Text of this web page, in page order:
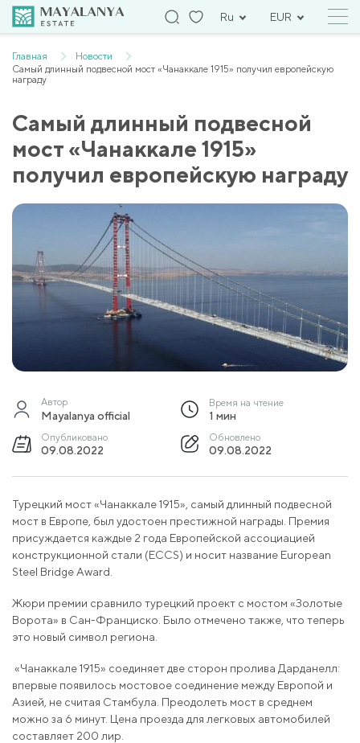
Ru EUR
Главная
Новости
Самый длинный подвесной мост «Чанаккале 1915» получил европейскую
награду
Самый длинный подвесной
мост «Чанаккале 1915»
получил европейскую награду
Автор
Mayalanya official
Время на чтение
1 мин
Опубликовано
09.08.2022
Обновлено
09.08.2022
Турецкий мост «Чанаккале 1915», самый длинный подвесной
мост в Европе, был удостоен престижной награды. Премия
присуждается каждые 2 года Европейской ассоциацией
конструкционной стали (ECCS) и носит название European
Steel Bridge Award.
Жюри премии сравнило турецкий проект с мостом «Золотые
Ворота» в Сан-Франциско. Было отмечено также, что теперь
это новый символ региона.
«Чанаккале 1915» соединяет две сторон пролива Дарданелл:
впервые появилось мостовое соединение между Европой и
Азией, не считая Стамбула. Преодолеть мост в среднем
можно за 6 минут. Цена проезда для легковых автомобилей
составляет 200 лир.